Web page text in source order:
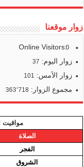
زوار موقعنا
Online Visitors:
0
زوار اليوم: 37
زوار الأمس: 101
مجموع الزوار:363٬718
مواقيت
الصلاة
الفجر
الشروق